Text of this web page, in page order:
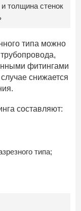
толщина стенок
типа можно
фитингами
снижается
составляют:
типа;